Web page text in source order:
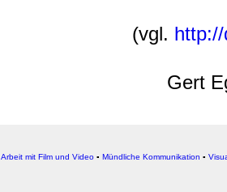
(vgl.
Gert
Arbeit mit Film und Video ▪ Mündliche Kommunikation ▪